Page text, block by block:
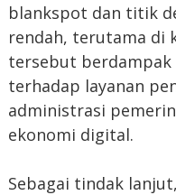
blankspot dan titik
rendah, terutama di
tersebut berdampak
terhadap layanan
administrasi
ekonomi digital.
Sebagai tindak